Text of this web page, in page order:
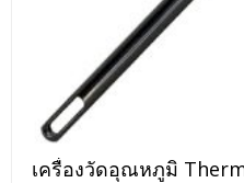
เครื่องวัดอุณหภูมิ